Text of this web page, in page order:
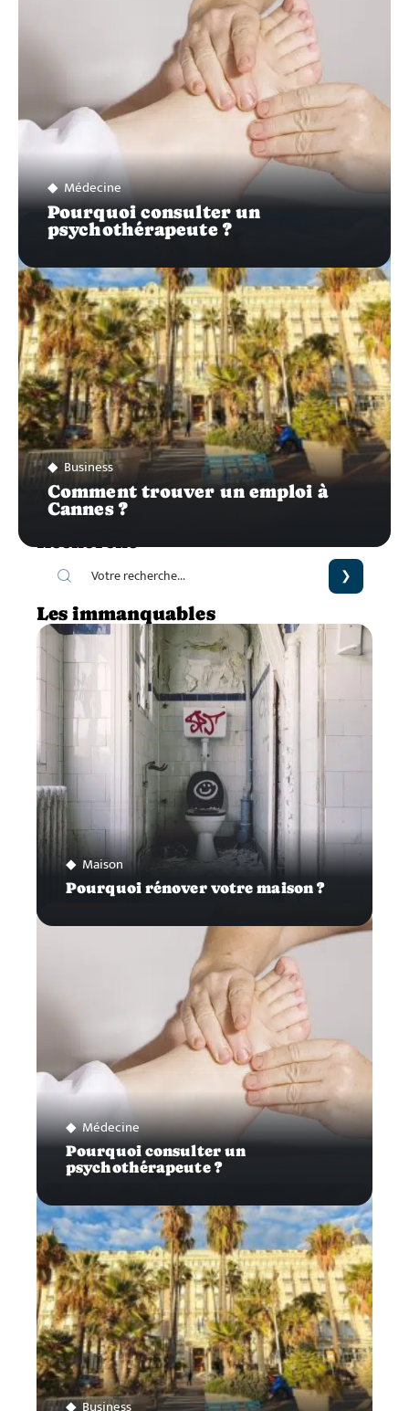
Médecine
Pourquoi consulter un
psychothérapeute ?
Business
Comment trouver un emploi à
Cannes ?
Les immanquables
Maison
Pourquoi rénover votre maison ?
Médecine
Pourquoi consulter un
psychothérapeute ?